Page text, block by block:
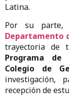
Latina.
Por su parte,
Departamento
trayectoria de
Programa de
Colegio de
investigación,
recepción de